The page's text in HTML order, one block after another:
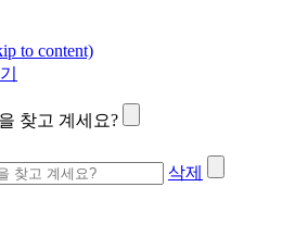
to content)
찾고 계세요?
삭제